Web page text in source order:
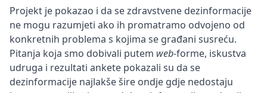
Projekt je pokazao i da se zdravstvene dezinformacije
ne mogu razumjeti ako ih promatramo odvojeno od
konkretnih problema s kojima se građani susreću.
Pitanja koja smo dobivali putem web-forme, iskustva
udruga i rezultati ankete pokazali su da se
dezinformacije najlakše šire ondje gdje nedostaju